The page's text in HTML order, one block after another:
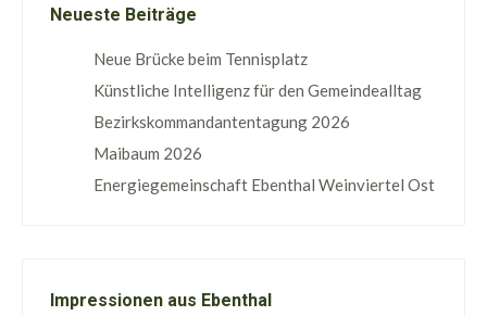
Neueste Beiträge
Neue Brücke beim Tennisplatz
Künstliche Intelligenz für den Gemeindealltag
Bezirkskommandantentagung 2026
Maibaum 2026
Energiegemeinschaft Ebenthal Weinviertel Ost
Impressionen aus Ebenthal